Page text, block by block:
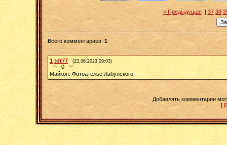
« Предыдущая| 37 38
Всего комментариев: 1
1 tdt77 (23.06.2023 09:03)
0
Майкоп. Фотоателье Лабунского.
Добавлять комментарии
[